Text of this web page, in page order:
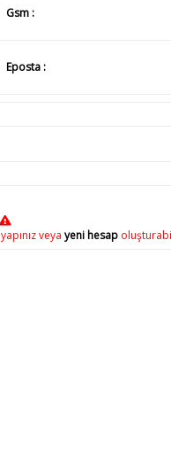
Gsm :
Eposta :
yapınız veya yeni hesap